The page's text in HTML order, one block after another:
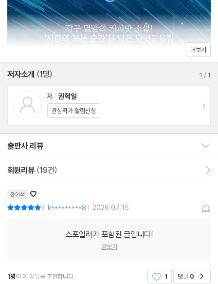
장르를 만나 얼마나 매력적인 시너지를 이루었는지 《첫사랑의 침
공》에서 확인할 수 있다.
더보기
저자소개 (1명) 1 /1
저 : 권혁일
관심작가 알림신청
출판사 리뷰
회원리뷰 (19건)
종이책 ♡
| k*********8 | 2026.07.15
스포일러가 포함된 글입니다!
글보기
1명이 이 리뷰를 추천합니다. 1 댓글 0